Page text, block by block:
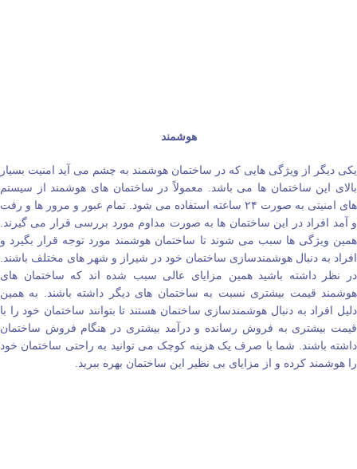
هوشمند
یکی دیگر از ویژگی‌ هایی که در ساختمان هوشمند به چشم می‌ آید امنیت بسیار
بالای این ساختمان‌ ها می‌ باشد. معمولاً در ساختمان‌ های هوشمند از سیستم‌
های امنیتی به صورت ۲۴ ساعته استفاده می‌ شود. تمام عبور و مرور ها و رفت
و آمد افراد در این ساختمان‌ ها به صورت مداوم مورد بررسی قرار می‌ گیرند.
همین ویژگی‌ ها سبب می‌ شوند تا ساختمان هوشمند مورد توجه قرار بگیرد و
افراد به دنبال هوشمندسازی ساختمان خود در شیراز و شهر های مختلف باشند.
در نظر داشته باشید همین مزایای عالی سبب شده اند که ساختمان‌ های
هوشمند قیمت بیشتری نسبت به ساختمان‌ های دیگر داشته باشند. به همین
دلیل افراد به دنبال هوشمندسازی ساختمان هستند تا بتوانند ساختمان خود را با
قیمت بیشتری به فروش رسانده و درآمد بیشتری در هنگام فروش ساختمان
داشته باشند. شما با صرف یک هزینه کوچک می‌ توانید به راحتی ساختمان خود
را هوشمند کرده و از مزایای بی‌ نظیر این ساختمان بهره ببرید.